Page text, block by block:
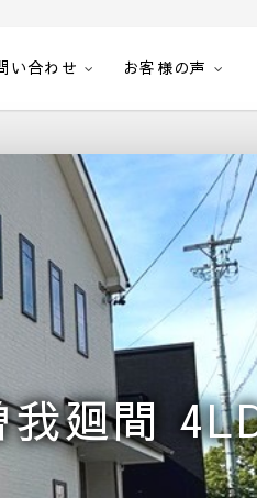
い合わせ お客様の声
我廻間